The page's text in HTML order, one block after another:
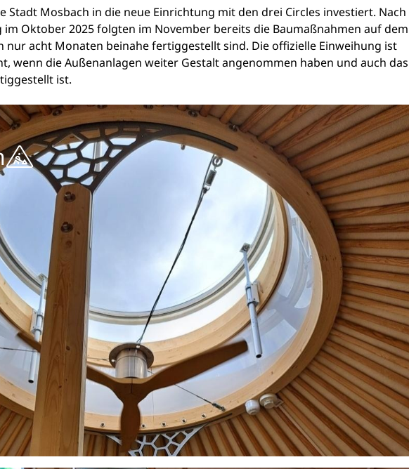
Stadt Mosbach in die neue Einrichtung mit den drei Circles investiert. Nach
Oktober 2025 folgten im November bereits die Baumaßnahmen auf dem
nur acht Monaten beinahe fertiggestellt sind. Die offizielle Einweihung ist
wenn die Außenanlagen weiter Gestalt angenommen haben und auch das
ist.